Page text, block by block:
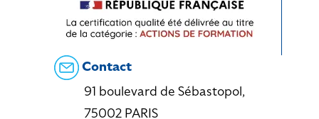
Contact
91 boulevard de Sébastopol,
75002 PARIS